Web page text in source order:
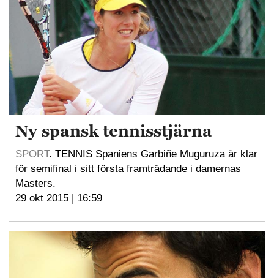
Ny spansk tennisstjärna
SPORT. TENNIS Spaniens Garbiñe Muguruza är klar
för semifinal i sitt första framträdande i damernas
Masters.
29 okt 2015 | 16:59